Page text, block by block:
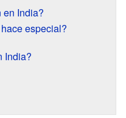
en India?
especial?
India?